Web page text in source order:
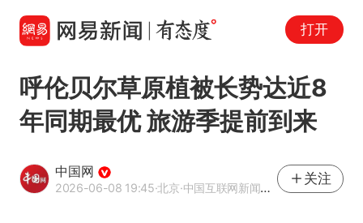
打开
呼伦贝尔草原植被长势达近8
年同期最优 旅游季提前到来
中国网
2026-06-08 19:45·北京·中国互联网新闻中心（中国网）官方网易号
关注